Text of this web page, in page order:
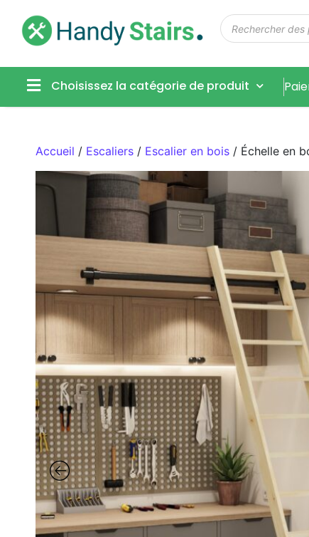
Choisissez la catégorie de produit
Accueil / Escaliers / Escalier en bois / Échelle en